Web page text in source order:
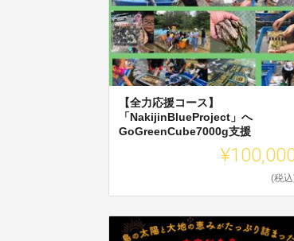
【全力応援コース】
「NakijinBlueProject」へ
GoGreenCube7000g支援
(税